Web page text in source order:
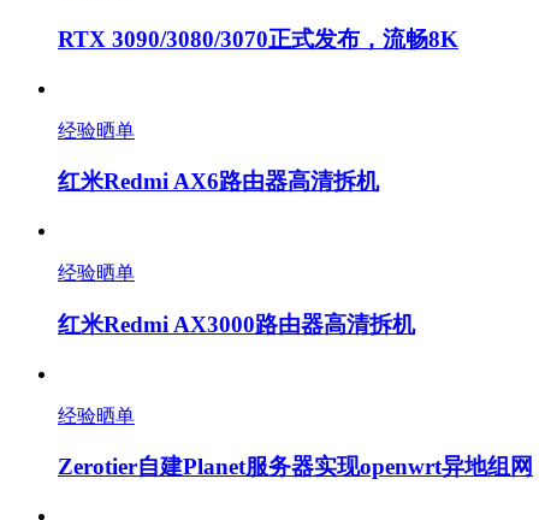
RTX 3090/3080/3070正式发布，流畅8K
经验晒单
红米Redmi AX6路由器高清拆机
经验晒单
红米Redmi AX3000路由器高清拆机
经验晒单
Zerotier自建Planet服务器实现openwrt异地组网